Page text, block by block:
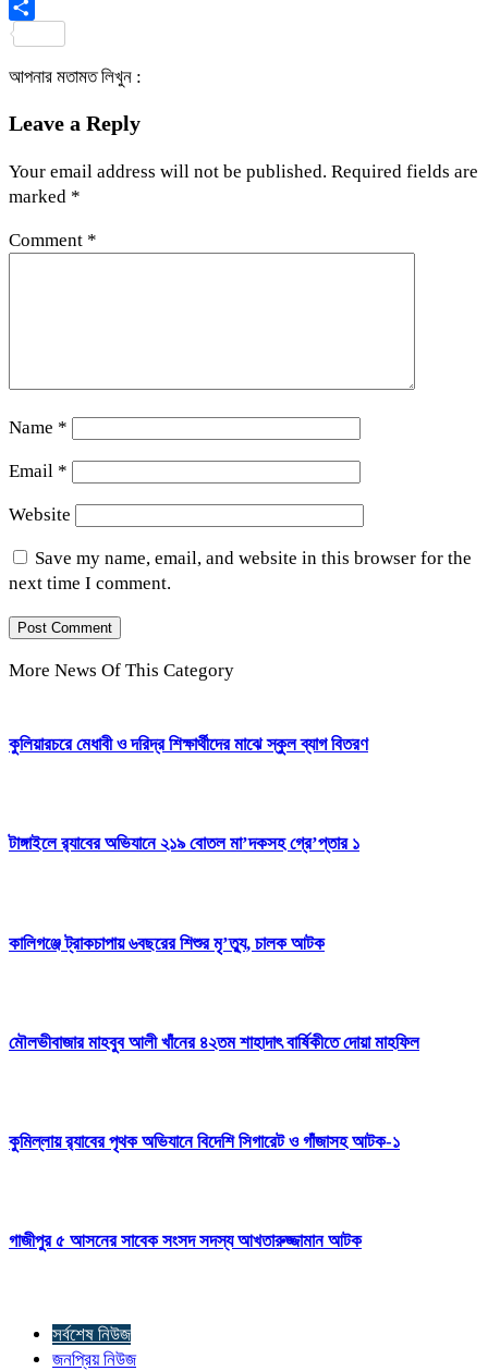
Viber
আপনার মতামত লিখুন :
Leave a Reply
Your email address will not be published. Required fields are
marked *
Comment *
Name *
Email *
Website
Save my name, email, and website in this browser for the
next time I comment.
More News Of This Category
কুলিয়ারচরে মেধাবী ও দরিদ্র শিক্ষার্থীদের মাঝে স্কুল ব্যাগ বিতরণ
টাঙ্গাইলে র‍্যাবের অভিযানে ২১৯ বোতল মা’দকসহ গ্রে’প্তার ১
কালিগঞ্জে ট্রাকচাপায় ৬বছরের শিশুর মৃ’ত্যু, চালক আটক
মৌলভীবাজার মাহবুব আলী খাঁনের ৪২তম শাহাদাৎ বার্ষিকীতে দোয়া মাহফিল
কুমিল্লায় র‍্যাবের পৃথক অভিযানে বিদেশি সিগারেট ও গাঁজাসহ আটক-১
গাজীপুর ৫ আসনের সাবেক সংসদ সদস্য আখতারুজ্জামান আটক
সর্বশেষ নিউজ
জনপ্রিয় নিউজ